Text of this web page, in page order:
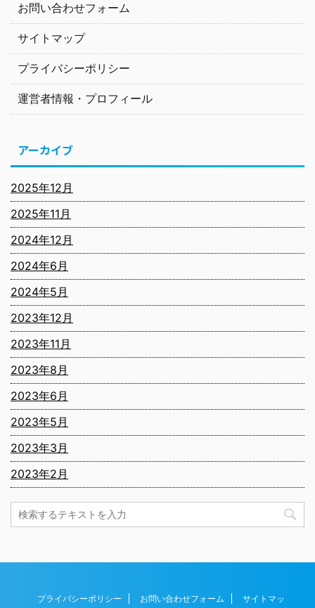
お問い合わせフォーム
サイトマップ
プライバシーポリシー
運営者情報・プロフィール
アーカイブ
2025年12月
2025年11月
2024年12月
2024年6月
2024年5月
2023年12月
2023年11月
2023年8月
2023年6月
2023年5月
2023年3月
2023年2月
プライバシーポリシー お問い合わせフォーム サイトマッ